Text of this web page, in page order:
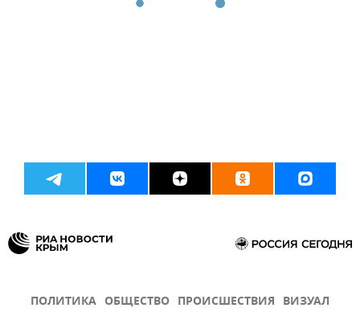
ПОЛИТИКА ОБЩЕСТВО ПРОИСШЕСТВИЯ ВИЗУАЛ